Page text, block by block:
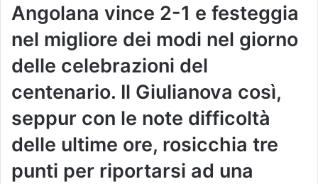
Angolana vince 2-1 e festeggia
nel migliore dei modi nel giorno
delle celebrazioni del
centenario. Il Giulianova così,
seppur con le note difficoltà
delle ultime ore, rosicchia tre
punti per riportarsi ad una